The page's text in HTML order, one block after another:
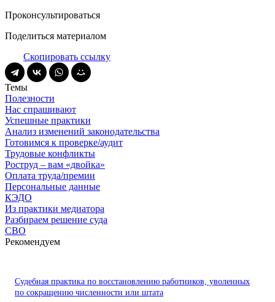
Проконсультироваться
Поделиться материалом
Скопировать ссылку
Темы
Полезности
Нас спрашивают
Успешные практики
Анализ изменений законодательства
Готовимся к проверке/аудит
Трудовые конфликты
Роструд – вам «двойка»
Оплата труда/премии
Персональные данные
КЭДО
Из практики медиатора
Разбираем решение суда
СВО
Рекомендуем
Судебная практика по восстановлению работников, уволенных
по сокращению численности или штата